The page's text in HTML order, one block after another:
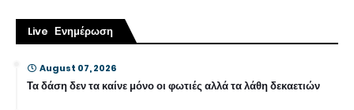
Live Ενημέρωση
August 07, 2026
Τα δάση δεν τα καίνε μόνο οι φωτιές αλλά τα λάθη δεκαετιών